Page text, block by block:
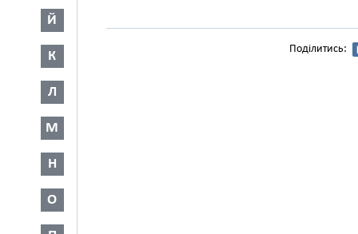
Й
К
Л
М
Н
О
Поділитись: